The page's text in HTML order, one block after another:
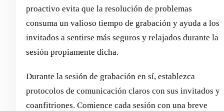
proactivo evita que la resolución de problemas
consuma un valioso tiempo de grabación y ayuda a los
invitados a sentirse más seguros y relajados durante la
sesión propiamente dicha.
Durante la sesión de grabación en sí, establezca
protocolos de comunicación claros con sus invitados y
coanfitriones. Comience cada sesión con una breve